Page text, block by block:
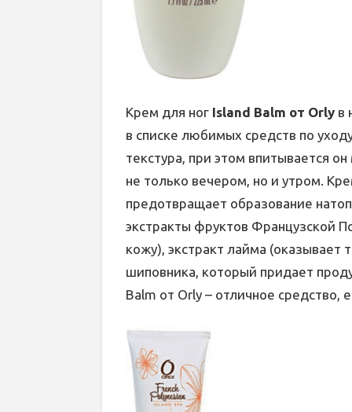
Крем для ног Island Balm от Orly в
в списке любимых средств по
текстура, при этом впитывается
не только вечером, но и утром.
предотвращает образование
экстракты фруктов Французской
кожу), экстракт лайма (оказывает
шиповника, который придает
Balm от Orly – отличное средство,